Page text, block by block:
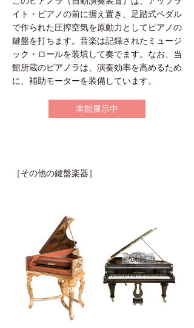
イト・ピアノの前に据え置き、足踏式ペダル
で作られた圧搾空気を原動力としてピアノの
鍵盤を打ちます。音楽は記録されたミュージ
ック・ロールを装填して奏でます。なお、当
館所蔵のピアノラは、演奏効率を高めるため
に、補助モーターを装備しています。
本館展示中
［その他の鍵盤楽器］